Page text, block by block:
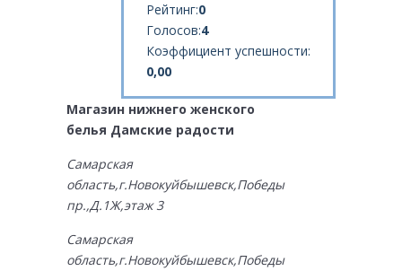
Рейтинг:0
Голосов:4
Коэффициент успешности:
0,00
Магазин нижнего женского
белья Дамские радости
Самарская
область,г.Новокуйбышевск,Победы
пр.,Д.1Ж,этаж 3
Самарская
область,г.Новокуйбышевск,Победы